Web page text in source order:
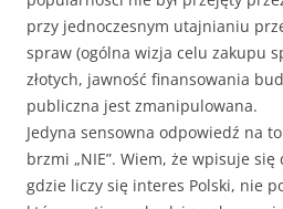
przy jednoczesnym utajnianiu
spraw (ogólna wizja celu zakupu
złotych, jawność finansowania
publiczna jest zmanipulowana.
Jedyna sensowna odpowiedź na
brzmi „NIE”. Wiem, że wpisuje
gdzie liczy się interes Polski, nie